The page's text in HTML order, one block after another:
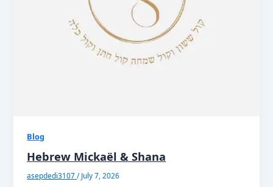
Blog
Hebrew Mickaël & Shana
asepdedi3107/July 7, 2026